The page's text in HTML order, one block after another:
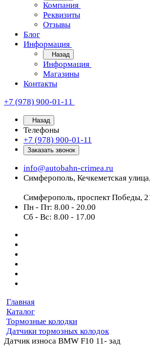
Компания
Реквизиты
Отзывы
Блог
Информация
Назад
Информация
Магазины
Контакты
+7 (978) 900-01-11
Назад
Телефоны
+7 (978) 900-01-11
Заказать звонок
info@autobahn-crimea.ru
Симферополь, Кечкеметская
Симферополь, проспект Победы,
Пн - Пт: 8.00 - 20.00
Сб - Вс: 8.00 - 17.00
Главная
Каталог
Тормозные колодки
Датчики тормозных колодок
Датчик износа BMW F10 11- зад